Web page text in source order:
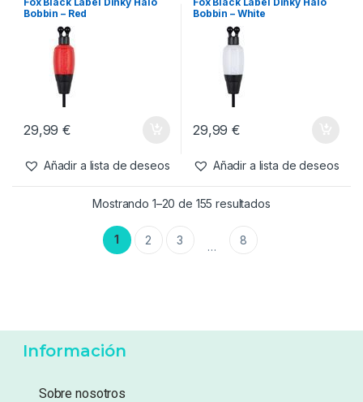
Bobbin – Red
29,99€
Añadir a lista de deseos
Bobbin – White
29,99€
Añadir a lista de deseos
Mostrando 1–20 de 155 resultados
1 2 3 … 8
Información
Sobre nosotros